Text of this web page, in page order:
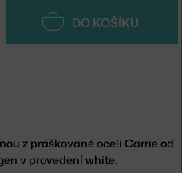
DO KOŠÍKU
z práškované oceli Carrie od
v provedení white.